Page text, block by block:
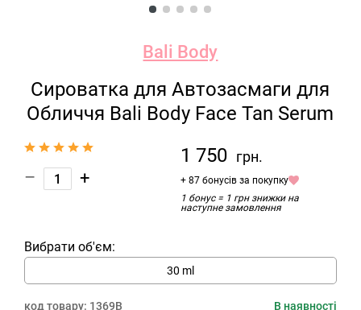
Bali Body
Сироватка для Автозасмаги для
Обличчя Bali Body Face Tan Serum
– +
1 750 грн.
+ 87 бонусів за покупку
1 бонус = 1 грн знижки на
наступне замовлення
Вибрати об'єм:
30 ml
код товару: 1369B В наявності